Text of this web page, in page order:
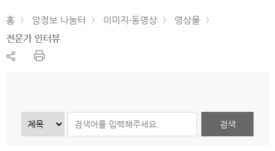
홈 암정보 나눔터 이미지·동영상
영상물
전문가 인터뷰
공
현
쇄